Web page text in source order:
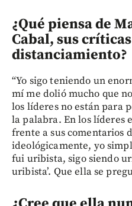
¿Qué piensa de
Cabal, sus
distanciamiento?
“Yo sigo teniendo un
mí me dolió mucho que
los líderes no están para
la palabra. En los líderes
frente a sus comentarios
ideológicamente, yo
fui uribista, sigo siendo
uribista’. Que ella se